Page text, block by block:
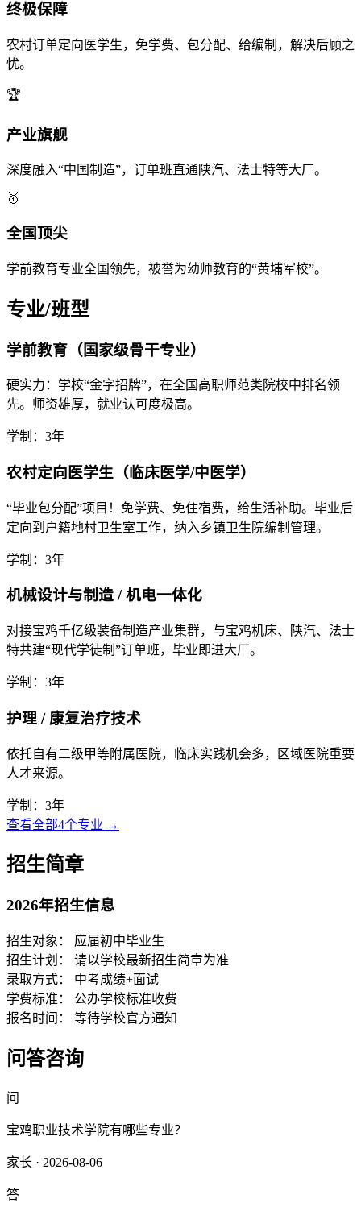
终极保障
农村订单定向医学生，免学费、包分配、给编制，解决后顾之
忧。
🏆
产业旗舰
深度融入“中国制造”，订单班直通陕汽、法士特等大厂。
🥇
全国顶尖
学前教育专业全国领先，被誉为幼师教育的“黄埔军校”。
专业/班型
学前教育（国家级骨干专业）
硬实力：学校“金字招牌”，在全国高职师范类院校中排名领
先。师资雄厚，就业认可度极高。
学制：3年
农村定向医学生（临床医学/中医学）
“毕业包分配”项目！免学费、免住宿费，给生活补助。毕业后
定向到户籍地村卫生室工作，纳入乡镇卫生院编制管理。
学制：3年
机械设计与制造 / 机电一体化
对接宝鸡千亿级装备制造产业集群，与宝鸡机床、陕汽、法士
特共建“现代学徒制”订单班，毕业即进大厂。
学制：3年
护理 / 康复治疗技术
依托自有二级甲等附属医院，临床实践机会多，区域医院重要
人才来源。
学制：3年
查看全部4个专业 →
招生简章
2026年招生信息
招生对象：
应届初中毕业生
招生计划：
请以学校最新招生简章为准
录取方式：
中考成绩+面试
学费标准：
公办学校标准收费
报名时间：
等待学校官方通知
问答咨询
问
宝鸡职业技术学院有哪些专业？
家长 · 2026-08-06
答